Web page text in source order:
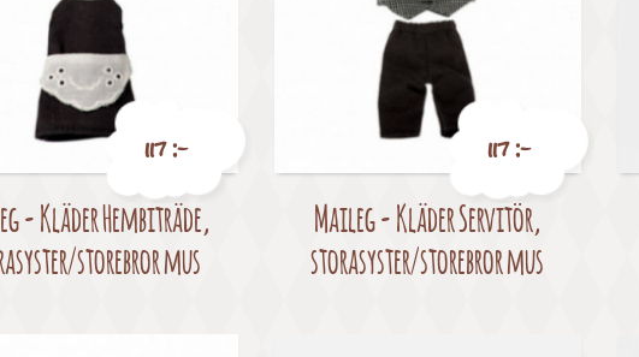
Pris
117 :-
- Kläder Hembiträde,
storebror mus
Pris
117 :-
Maileg - Kläder Servitör,
storasyster/storebror mus